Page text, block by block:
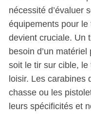
nécessité d’évaluer
équipements pour
devient cruciale. Un
besoin d’un
soit le tir sur cible, le
loisir. Les carabines
chasse ou les
leurs spécificités et